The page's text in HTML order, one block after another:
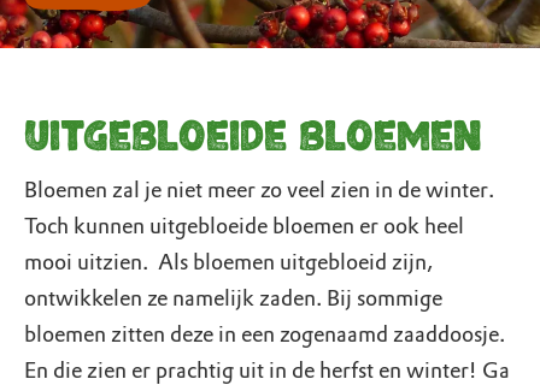
Uitgebloeide bloemen
Bloemen zal je niet meer zo veel zien in de winter.
Toch kunnen uitgebloeide bloemen er ook heel
mooi uitzien. Als bloemen uitgebloeid zijn,
ontwikkelen ze namelijk zaden. Bij sommige
bloemen zitten deze in een zogenaamd zaaddoosje.
En die zien er prachtig uit in de herfst en winter! Ga